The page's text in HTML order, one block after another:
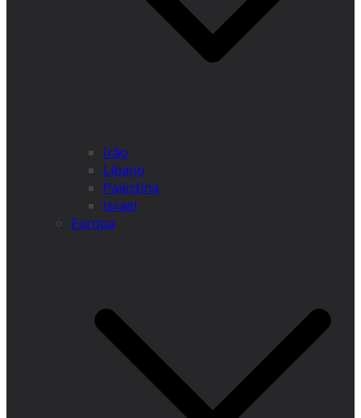
Irão
Líbano
Palestina
Israel
Europa